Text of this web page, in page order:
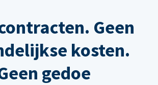
Geen
kosten.
gedoe